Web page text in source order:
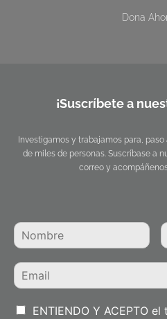
Dona
¡Suscríbete a
Investigamos y trabajamos para,
de miles de personas. Suscríbase a
correo y
ENTIENDO Y ACEPTO